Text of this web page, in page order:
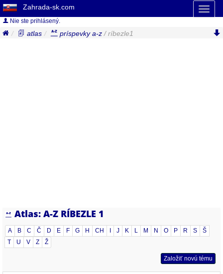
Zahrada-sk.com
Nie ste prihlásený.
atlas príspevky a-z / ríbezle1
Atlas: A-Z RÍBEZLE 1
A B C Č D E F G H CH J K L M N O P R S
Š
T
U V Z Ž
Založiť novú tému